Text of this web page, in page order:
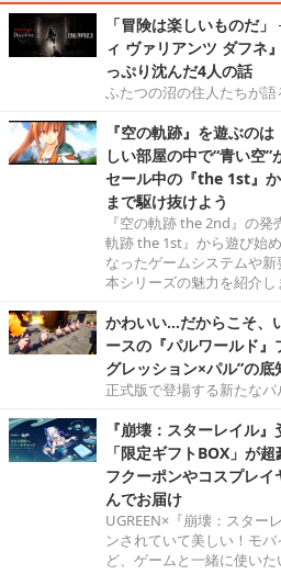
「冒険は楽しいものだ
ィ ヴァリアンツ ダフネ
っぷり沈んだ4人の話
ふたつの沼の住人たちが語
『空の軌跡』を遊ぶの
しい部屋の中で“青い空
セール中の『the 1st』
まで駆け抜けよう
『空の軌跡 the 2nd』の
軌跡 the 1st』から遊び始
なったゲームシステムや
本シリーズの魅力を紹介し
かわいい…だからこそ、
ースの『パルワールド
グレッション×パル”の
正式版で登場する新たなパ
『崩壊：スターレイル
「限定ギフトBOX」が
フクーポンやコスプレ
んでお届け
UGREEN×『崩壊：スター
ンされていて美しい！モ
ど、ゲームと一緒に使い